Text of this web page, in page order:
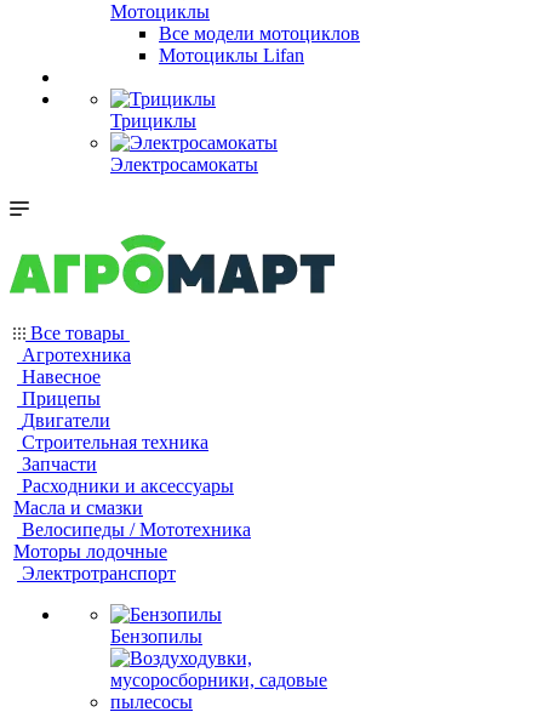
Мотоциклы
Все модели мотоциклов
Мотоциклы Lifan
Трициклы
Электросамокаты
Все товары
Агротехника
Навесное
Прицепы
Двигатели
Строительная техника
Запчасти
Расходники и аксессуары
Масла и смазки
Велосипеды / Мототехника
Моторы лодочные
Электротранспорт
Бензопилы